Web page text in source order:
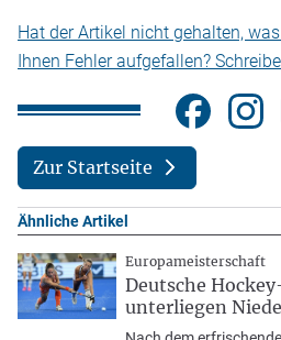
Hat der Artikel nicht gehalten,
Ihnen Fehler aufgefallen?
Zur Startseite
Ähnliche Artikel
Europameisterschaft
Deutsche
unterliegen